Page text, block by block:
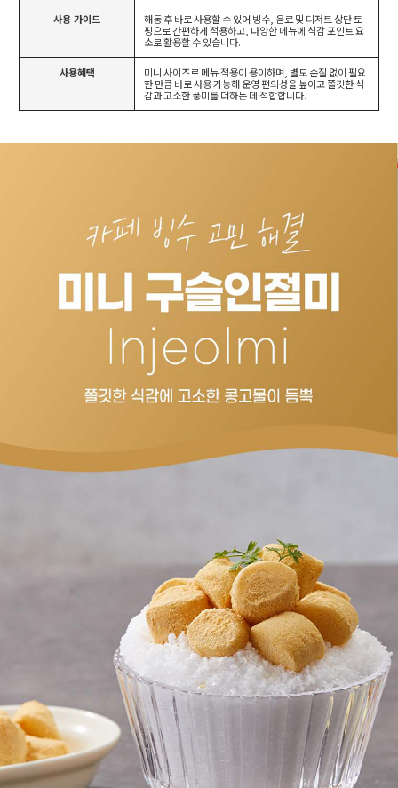
사용 가이드
해동 후 바로 사용할 수 있어 빙수, 음료 및 디저트 상단 토
핑으로 간편하게 적용하고, 다양한 메뉴에 식감 포인트 요
소로 활용할 수 있습니다.
사용혜택
미니 사이즈로 메뉴 적용이 용이하며, 별도 손질 없이 필요
한 만큼 바로 사용 가능해 운영 편의성을 높이고 쫄깃한 식
감과 고소한 풍미를 더하는 데 적합합니다.